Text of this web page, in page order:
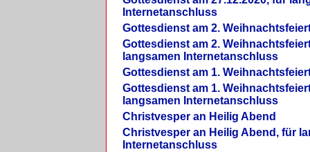
Internetanschluss
Gottesdienst am 2.
Gottesdienst am 2.
langsamen Internetanschluss
Gottesdienst am 1.
Gottesdienst am 1.
langsamen Internetanschluss
Christvesper an Heilig Abend
Christvesper an Heilig Abend, für
Internetanschluss